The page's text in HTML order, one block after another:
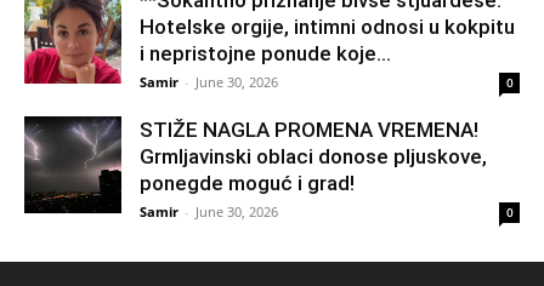
Hotelske orgije, intimni odnosi u kokpitu
i nepristojne ponude koje...
Samir - June 30, 2026 0
STIŽE NAGLA PROMENA VREMENA!
Grmljavinski oblaci donose pljuskove,
ponegde moguć i grad!
Samir - June 30, 2026 0